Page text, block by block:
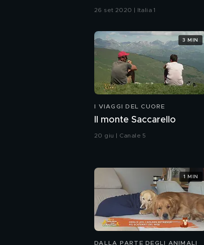
26 set 2020 | Italia 1
I VIAGGI DEL CUORE
Il monte Saccarello
20 giu | Canale 5
3 MIN
DALLA PARTE DEGLI ANIMALI
1 MIN